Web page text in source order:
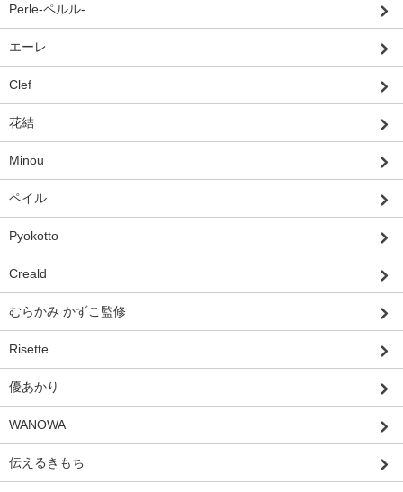
Perle-ペルル-
エーレ
Clef
花結
Minou
ペイル
Pyokotto
Creald
むらかみ かずこ監修
Risette
優あかり
WANOWA
伝えるきもち